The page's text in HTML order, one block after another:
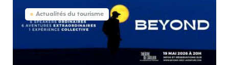
Actualités du tourisme